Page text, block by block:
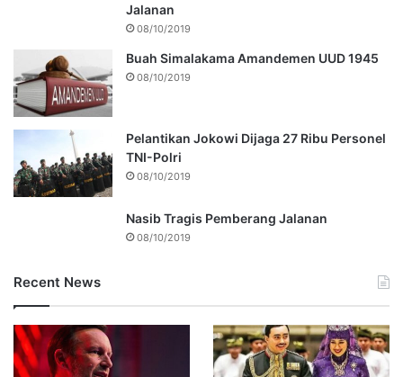
Jalanan
08/10/2019
Buah Simalakama Amandemen UUD 1945
08/10/2019
Pelantikan Jokowi Dijaga 27 Ribu Personel
TNI-Polri
08/10/2019
Nasib Tragis Pemberang Jalanan
08/10/2019
Recent News